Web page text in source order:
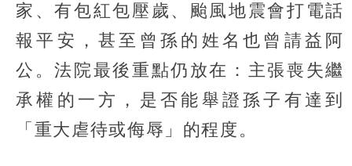
家、有包紅包壓歲、颱風地震會打電話
報平安，甚至曾孫的姓名也曾請益阿
公。法院最後重點仍放在：主張喪失繼
承權的一方，是否能舉證孫子有達到
「重大虐待或侮辱」的程度。